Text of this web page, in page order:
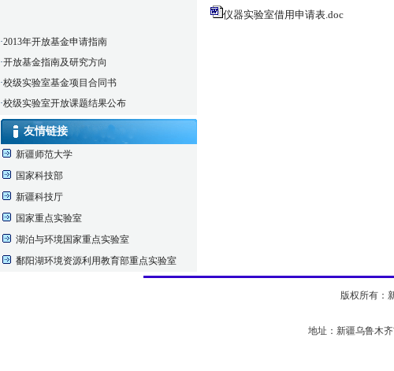
·2013年开放基金申请指南
·开放基金指南及研究方向
·校级实验室基金项目合同书
·校级实验室开放课题结果公布
·仪器实验室借用申请表
友情链接
新疆师范大学
国家科技部
新疆科技厅
国家重点实验室
湖泊与环境国家重点实验室
鄱阳湖环境资源利用教育部重点实验室
仪器实验室借用申请表.doc
版权所有：
地址：新疆乌鲁木